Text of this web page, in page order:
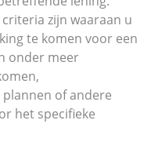
zijn waaraan u
te komen voor een
onder meer
of andere
het specifieke